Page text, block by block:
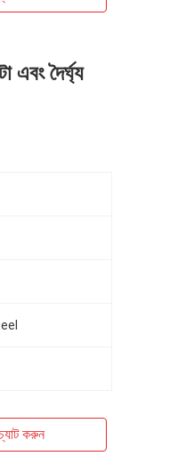
এবং দৈর্ঘ্য
করুন